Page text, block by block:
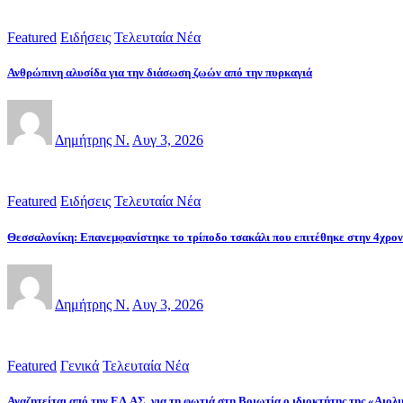
Featured Ειδήσεις Τελευταία Νέα
Ανθρώπινη αλυσίδα για την διάσωση ζωών από την πυρκαγιά
Δημήτρης Ν. Αυγ 3, 2026
Featured Ειδήσεις Τελευταία Νέα
Θεσσαλονίκη: Επανεμφανίστηκε το τρίποδο τσακάλι που επιτέθηκε στην
Δημήτρης Ν. Αυγ 3, 2026
Featured Γενικά Τελευταία Νέα